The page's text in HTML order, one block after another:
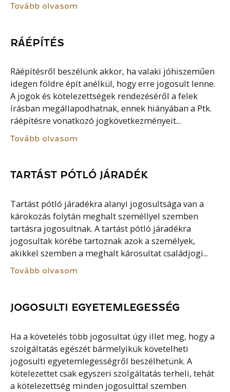
Tovább olvasom
RÁÉPÍTÉS
Ráépítésről beszélünk akkor, ha valaki jóhiszeműen
idegen földre épít anélkül, hogy erre jogosult lenne.
A jogok és kötelezettségek rendezéséről a felek
írásban megállapodhatnak, ennek hiányában a Ptk.
ráépítésre vonatkozó jogkövetkezményeit...
Tovább olvasom
TARTÁST PÓTLÓ JÁRADÉK
Tartást pótló járadékra alanyi jogosultsága van a
károkozás folytán meghalt személlyel szemben
tartásra jogosultnak. A tartást pótló járadékra
jogosultak körébe tartoznak azok a személyek,
akikkel szemben a meghalt károsultat családjogi...
Tovább olvasom
JOGOSULTI EGYETEMLEGESSÉG
Ha a követelés több jogosultat úgy illet meg, hogy a
szolgáltatás egészét bármelyikük követelheti
jogosulti egyetemlegességről beszélhetünk. A
kötelezettet csak egyszeri szolgáltatás terheli, tehát
a kötelezettség minden jogosulttal szemben